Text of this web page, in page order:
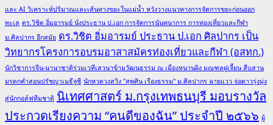
และ AI วิเคราะห์ปริมาณและเส้นทางขยะในแม่น้ำ หวังวางแนวทางการจัดการขยะก่อนออก
ทะเล ดร.วิชิต อิ่มอารมย์ นั่งประธาน ป.เอก การจัดการนันทนาการ การท่องเที่ยวและกีฬา
ม.ศิลปากร อีกสมัย ดร.วิชิต อิ่มอารมย์ ประธาน ป.เอก ศิลปากร เป็น
วิทยากรโครงการอบรมอาสาสมัครท่องเที่ยวและกีฬา (อสทก.)
นักวิชาการจีน-นานาชาติร่วมเวทีเสวนาข้ามวัฒนธรรม ณ เมืองหนานผิง มณฑลฝูเจี้ยน สืบสาน
มรดกคำสอนปรัชญาเมธีจูซี นักหวดวงสวิง "สุพศิน เรืองธรรม" ม.ศิลปากร ฉายแวว จ่อดาวรุ่งมุ่ง
สู่นักกอล์ฟทีมชาติ นิเทศศาสตร์ ม.กรุงเทพธนบุรี มอบรางวัล
ประกวดเรียงความ “คนดีของฉัน” ประจำปี ๒๕๖๖ ผู้